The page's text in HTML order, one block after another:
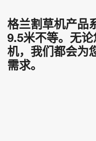
格兰割草机产品
9.5米不等。无
机，我们都会为
需求。